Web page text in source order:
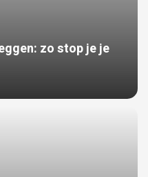
zo stop je je